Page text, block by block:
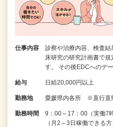
仕事内容
診察や治療内容、検査
床研究の研究計画書で
す。 その後EDCへのデ
給与 日給20,000円以上
勤務地 愛媛県内各所 ※直行直
勤務時間
9：00～17：00（実働
（月2～3日稼働できる